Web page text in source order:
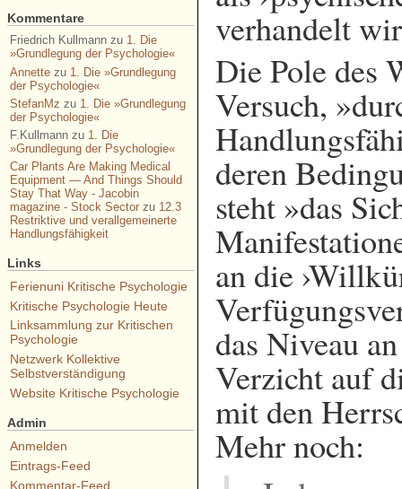
verhandelt
Die Pole des
Versuch,
deren
steht »das
an die
das Niveau
Verzicht auf
mit den
Mehr noch:
Kommentare
Friedrich Kullmannzu 1. Die
»Grundlegung der Psychologie«
Annettezu 1. Die »Grundlegung
der Psychologie«
StefanMz zu 1. Die »Grundlegung
der Psychologie«
F.Kullmannzu 1. Die
»Grundlegung der Psychologie«
Car Plants Are Making Medical
Equipment — And Things Should
Stay That Way - Jacobin
magazine - Stock Sectorzu 12.3
Restriktive und verallgemeinerte
Handlungsfähigkeit
Links
Ferienuni Kritische Psychologie
Kritische Psychologie Heute
Linksammlung zur Kritischen
Psychologie
Netzwerk Kollektive
Selbstverständigung
Website Kritische Psychologie
Admin
Anmelden
Eintrags-Feed
Kommentar-Feed